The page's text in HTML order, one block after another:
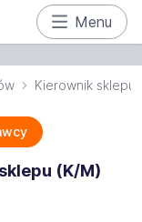
Menu
Kierownik sklepu
(K/M)